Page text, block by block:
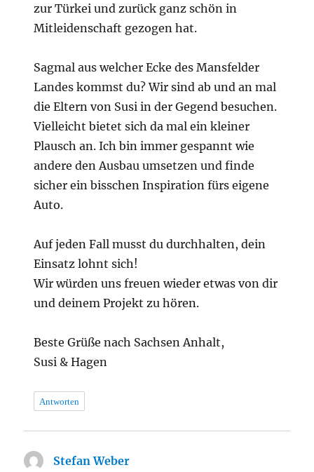
zur Türkei und zurück ganz schön in
Mitleidenschaft gezogen hat.
Sagmal aus welcher Ecke des Mansfelder
Landes kommst du? Wir sind ab und an mal
die Eltern von Susi in der Gegend besuchen.
Vielleicht bietet sich da mal ein kleiner
Plausch an. Ich bin immer gespannt wie
andere den Ausbau umsetzen und finde
sicher ein bisschen Inspiration fürs eigene
Auto.
Auf jeden Fall musst du durchhalten, dein
Einsatz lohnt sich!
Wir würden uns freuen wieder etwas von dir
und deinem Projekt zu hören.
Beste Grüße nach Sachsen Anhalt,
Susi & Hagen
Antworten
Stefan Weber